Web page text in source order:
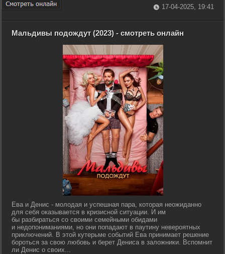
17-04-2025, 19:41
Мальдивы подождут (2023) - смотреть онлайн
Ева и Денис - молодая и успешная пара, которая неожиданно
для себя оказывается в кризисной ситуации. И им
бы разбираться со своими семейными обидами
и недопониманиями, но они попадают в паутину невероятных
приключений. В этой кутерьме событий Ева принимает решение
бороться за свою любовь и берет Дениса в заложники. Вспомнит
ли Денис о своих...